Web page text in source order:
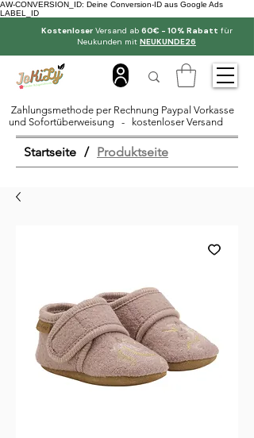
AW-CONVERSION_ID: Deine Conversion-ID aus Google Ads
LABEL_ID
KostenloserVersand ab 60€ - 10% Rabatt für
Neukunden mit NEUKUNDE26
Zahlungsmethode per Rechnung Paypal Vorkasse
und Sofortüberweisung - kostenloser Versand
Startseite / Produktseite